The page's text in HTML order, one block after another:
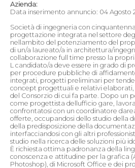
Azienda:
Data inserimento annuncio: 04 Agosto
Società di ingegneria con
progettazione integrata nel settore
nellambito del potenziamento del
di un/a laureato/a in architettura/
collaborazione full time presso la
L candidato/a deve essere in grado di
per procedure pubbliche di
integrati, progetti preliminari per
concept progettuali e relativi
del Consorzio di cui fa parte. Dopo un
come progettista dellufficio gare,
confrontatosi con un coordinatore
offerte, occupandosi dello studio della
della predisposizione della
interfacciandosi con gli altri
studio nella ricerca delle soluzioni più
È richiesta ottima padronanza della
conoscenza e attitudine per la grafica
Photoshop), di Microsoft Office e dei